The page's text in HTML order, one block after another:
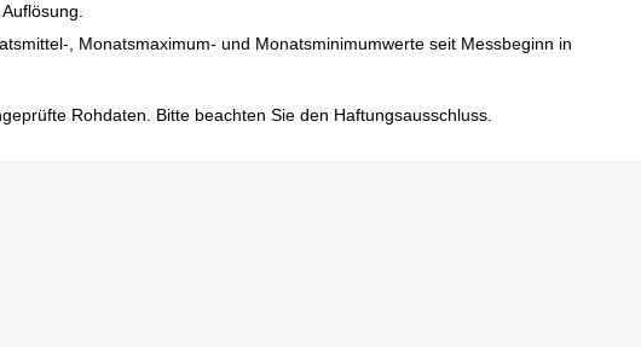
, Monatsmaximum- und Monatsminimumwerte seit Messbeginn in
Rohdaten. Bitte beachten Sie den Haftungsausschluss.